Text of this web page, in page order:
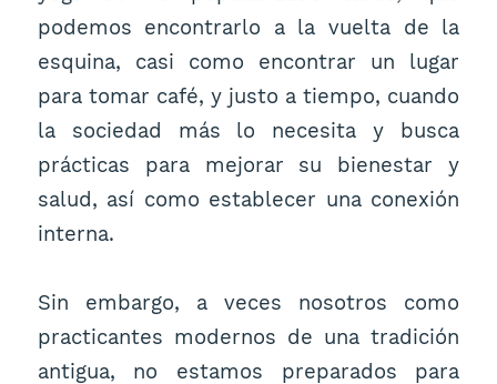
podemos encontrarlo a la vuelta de la
esquina, casi como encontrar un lugar
para tomar café, y justo a tiempo, cuando
la sociedad más lo necesita y busca
prácticas para mejorar su bienestar y
salud, así como establecer una conexión
interna.
Sin embargo, a veces nosotros como
practicantes modernos de una tradición
antigua, no estamos preparados para